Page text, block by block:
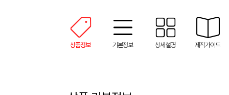
상품정보 기본정보 상세설명 제작가이드